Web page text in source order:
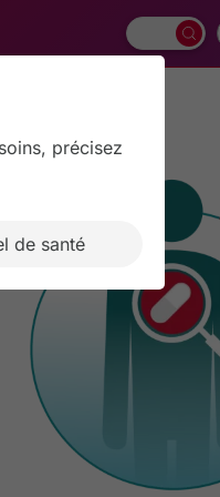
précisez
de santé